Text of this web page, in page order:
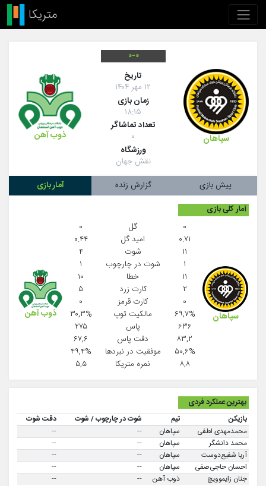
سپاهان
۰-۰
تاريخ
۱۲ مهر ۱۴۰۴
زمان بازی
۱۸:۱۵
تعداد تماشاگر
۰
ورزشگاه
نقش جهان
ذوب آهن
پیش بازی گزارش زنده آمار بازی
آمار کلی بازی
سپاهان
۰
۰.۷۱
۱۱
۱
۱۱
۲
۰
۶۹,۷%
۶۳۶
۸۳,۲
۵۰,۶%
۸,۸
گل
امید گل
شوت
شوت در چارچوب
خطا
کارت زرد
کارت قرمز
مالکیت توپ
پاس
دقت پاس
موفقيت در نبردها
نمره متریکا
۰
۰.۴۴
۴
۱
۱۰
۵
۰
۳۰,۳%
۲۷۵
۶۷,۶
۴۹,۴%
۵,۵
ذوب آهن
بهترین عملکرد فردی
بازیکن تیم شوت در چارچوب / شوت
دقت شوت
محمدمهدی لطفی
سپاهان --
--
محمد دانشگر
سپاهان --
--
آریا شفیع‌دوست
سپاهان --
--
احسان حاجی‌صفی
سپاهان --
--
جنان زایموویچ
ذوب آهن --
--